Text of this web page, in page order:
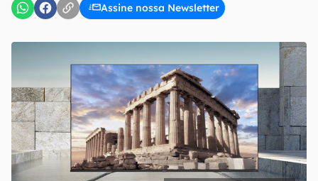
Assine nossa Newsletter